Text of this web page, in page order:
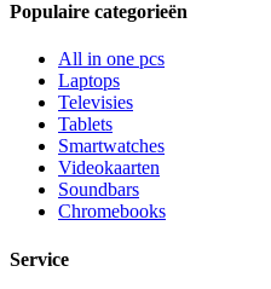
Populaire categorieën
All in one pcs
Laptops
Televisies
Tablets
Smartwatches
Videokaarten
Soundbars
Chromebooks
Service